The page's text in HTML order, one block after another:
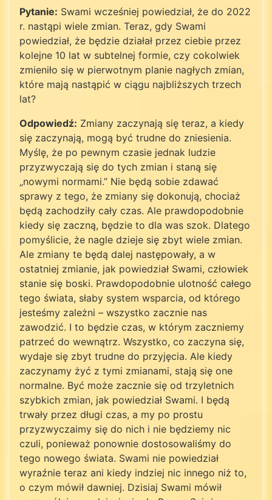
Pytanie: Swami wcześniej powiedział, że do 2022
r. nastąpi wiele zmian. Teraz, gdy Swami
powiedział, że będzie działał przez ciebie przez
kolejne 10 lat w subtelnej formie, czy cokolwiek
zmieniło się w pierwotnym planie nagłych zmian,
które mają nastąpić w ciągu najbliższych trzech
lat?
Odpowiedź: Zmiany zaczynają się teraz, a kiedy
się zaczynają, mogą być trudne do zniesienia.
Myślę, że po pewnym czasie jednak ludzie
przyzwyczają się do tych zmian i staną się
„nowymi normami.” Nie będą sobie zdawać
sprawy z tego, że zmiany się dokonują, chociaż
będą zachodziły cały czas. Ale prawdopodobnie
kiedy się zaczną, będzie to dla was szok. Dlatego
pomyślicie, że nagle dzieje się zbyt wiele zmian.
Ale zmiany te będą dalej następowały, a w
ostatniej zmianie, jak powiedział Swami, człowiek
stanie się boski. Prawdopodobnie ulotność całego
tego świata, słaby system wsparcia, od którego
jesteśmy zależni – wszystko zacznie nas
zawodzić. I to będzie czas, w którym zaczniemy
patrzeć do wewnątrz. Wszystko, co zaczyna się,
wydaje się zbyt trudne do przyjęcia. Ale kiedy
zaczynamy żyć z tymi zmianami, stają się one
normalne. Być może zacznie się od trzyletnich
szybkich zmian, jak powiedział Swami. I będą
trwały przez długi czas, a my po prostu
przyzwyczaimy się do nich i nie będziemy nic
czuli, ponieważ ponownie dostosowaliśmy do
tego nowego świata. Swami nie powiedział
wyraźnie teraz ani kiedy indziej nic innego niż to,
o czym mówił dawniej. Dzisiaj Swami mówił